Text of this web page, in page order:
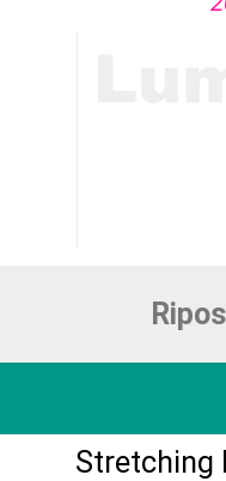
Stretching